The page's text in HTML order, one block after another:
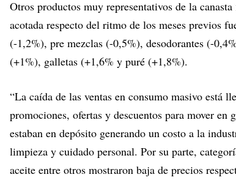
Otros productos muy representativos de la
acotada respecto del ritmo de los meses previos
(-1,2%), pre mezclas (-0,5%), desodorantes (-
(+1%), galletas (+1,6% y puré (+1,8%).
“La caída de las ventas en consumo masivo está
promociones, ofertas y descuentos para mover en
estaban en depósito generando un costo a la
limpieza y cuidado personal. Por su parte,
aceite entre otros mostraron baja de precios